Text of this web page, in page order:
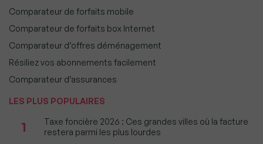
Comparateur de forfaits mobile
Comparateur de forfaits box Internet
Comparateur d’offres déménagement
Résiliez vos abonnements facilement
Comparateur d’assurances
LES PLUS POPULAIRES
1
Taxe foncière 2026 : Ces grandes villes où la facture
restera parmi les plus lourdes